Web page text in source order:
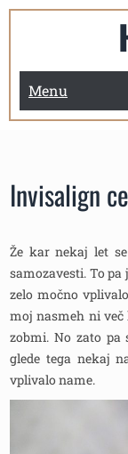
Skip
Menu
Invisalign
Že kar nekaj let
samozavesti. To
zelo močno
moj nasmeh ni več
zobmi. No zato pa
glede tega nekaj
vplivalo name.